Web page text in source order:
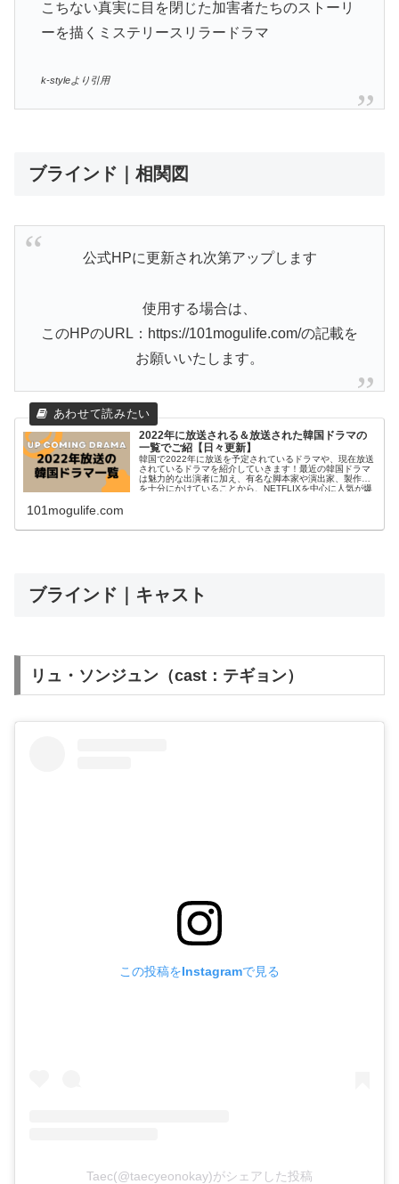
こちない真実に目を閉じた加害者たちのストーリ
ーを描くミステリースリラードラマ
k-styleより引用
ブラインド｜相関図
公式HPに更新され次第アップします
使用する場合は、
このHPのURL：https://101mogulife.com/の記載を
お願いいたします。
2022年に放送される＆放送された韓国ドラマの
一覧でご紹【日々更新】
韓国で2022年に放送を予定されているドラマや、現在放送
されているドラマを紹介していきます！最近の韓国ドラマ
は魅力的な出演者に加え、有名な脚本家や演出家、製作費
を十分にかけていることから、NETFLIXを中心に人気が爆
101mogulife.com
ブラインド｜キャスト
リュ・ソンジュン（cast：テギョン）
この投稿をInstagramで見る
Taec(@taecyeonokay)がシェアした投稿